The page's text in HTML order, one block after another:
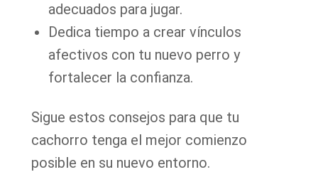
adecuados para jugar.
Dedica tiempo a crear vínculos
afectivos con tu nuevo perro y
fortalecer la confianza.
Sigue estos consejos para que tu
cachorro tenga el mejor comienzo
posible en su nuevo entorno.